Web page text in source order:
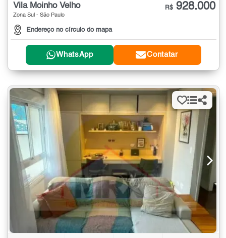
Vila Moinho Velho
Zona Sul - São Paulo
Endereço no círculo do mapa
R$ 928.000
WhatsApp Contatar